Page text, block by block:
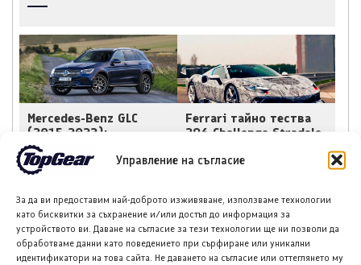
Управление на съгласие
За да ви предоставим най-доброто изживяване, използваме технологии
като бисквитки за съхранение и/или достъп до информация за
устройството ви. Даване на съгласие за тези технологии ще ни позволи да
обработваме данни като поведението при сърфиране или уникални
идентификатори на това сайта. Не даването на съгласие или оттеглянето му
Mercedes-Benz GLC
(2015-2022):
Експертна оценка на
употребяван
автомобил
Ferrari тайно тества
296 Challenge Stradale,
сглоби в гаража си